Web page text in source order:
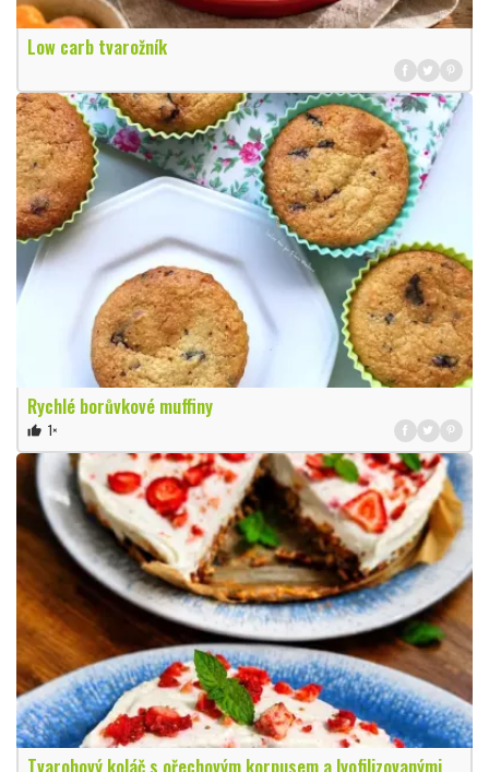
Low carb tvarožník
Rychlé borůvkové muffiny
thumb_up 1×